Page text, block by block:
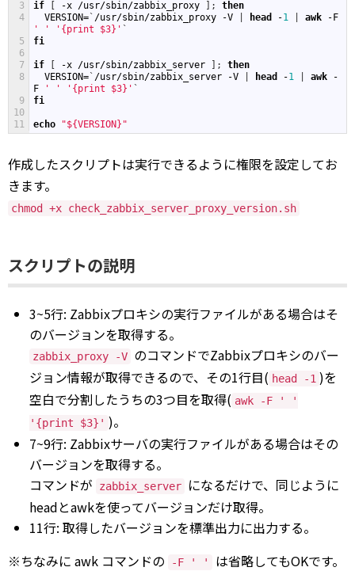
3
4
5
6
7
8
9
10
11
if -x /usr/sbin/zabbix_proxy ;
then
VERSION= ` /usr/sbin/zabbix_proxy -V head -1 awk - F
' '
'{print $3}' `
fi
if -x /usr/sbin/zabbix_server ;
then
VERSION= ` /usr/sbin/zabbix_server -V head -1 awk
-
F
' ' '{print $3}' `
fi
echo "${VERSION}"
作成したスクリプトは実行できるように権限を設定してお
きます。
chmod +x check_zabbix_server_proxy_version.sh
スクリプトの説明
3~5行: Zabbixプロキシの実行ファイルがある場合はそ
のバージョンを取得する。
zabbix_proxy -V のコマンドでZabbixプロキシのバー
ジョン情報が取得できるので、その1行目( head -1 )を
空白で分割したうちの3つ目を取得( awk -F ' '
'{print $3}' )。
7~9行: Zabbixサーバの実行ファイルがある場合はその
バージョンを取得する。
コマンドが
zabbix_server
になるだけで、同じように
headとawkを使ってバージョンだけ取得。
11行: 取得したバージョンを標準出力に出力する。
※ちなみに awk コマンドの
-F ' '
は省略してもOKです。